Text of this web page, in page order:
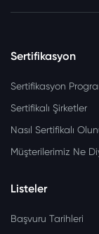
Sertifikasyon
Sertifikasyon
Sertifikalı Şirketler
Nasıl Sertifikalı
Müşterilerimiz Ne
Listeler
Başvuru Tarihleri